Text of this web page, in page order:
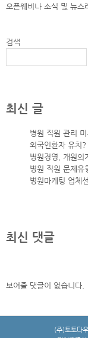
오픈웨비나 소식 및 뉴스
검색
최신 글
병원 직원 관리
외국인환자 유치
병원경영, 개원의
병원 직원 문제유
병원마케팅 업체
최신 댓글
보여줄 댓글이 없습니다.
(주)토토다